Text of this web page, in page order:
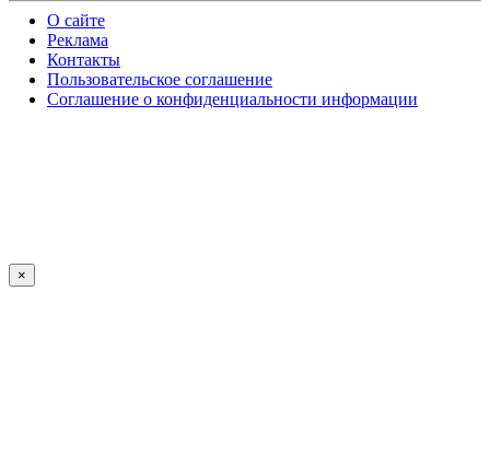
О сайте
Реклама
Контакты
Пользовательское соглашение
Соглашение о конфиденциальности информации
×